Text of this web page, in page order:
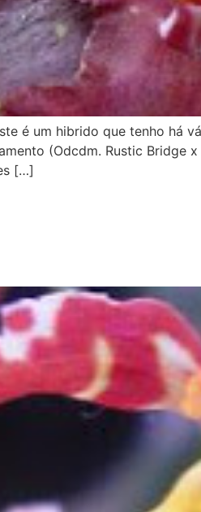
é um hibrido que tenho há
(Odcdm. Rustic
[…]